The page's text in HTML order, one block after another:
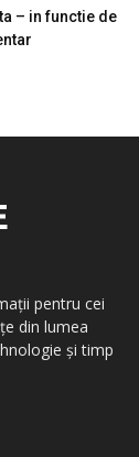
– in functie de
pentru cei
din lumea
și timp